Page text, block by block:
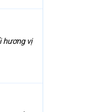
hương vị